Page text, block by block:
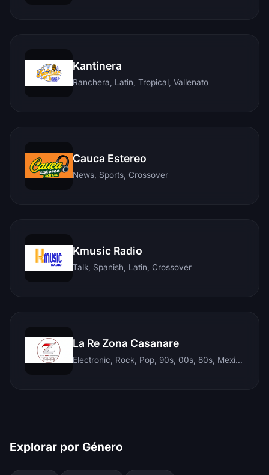
Kantinera
Ranchera, Latin, Tropical, Vallenato
Cauca Estereo
News, Sports, Crossover
Kmusic Radio
Talk, Spanish, Latin, Crossover
La Re Zona Casanare
Electronic, Rock, Pop, 90s, 00s, 80s, Mexican, Ranchera, Reggaeton, Instrumental, Salsa, Merengue, Tropical, Romantic, Vallenato, Llanera
Explorar por Género